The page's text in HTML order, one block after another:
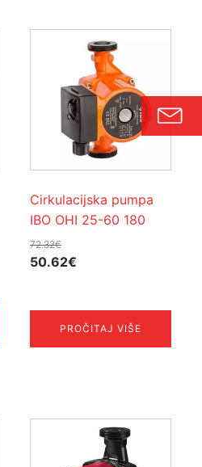
Cirkulacijska pumpa
IBO OHI 25-60 180
72.32€
Izvorna
50.62€
50.62€.
PROČITAJ VIŠE